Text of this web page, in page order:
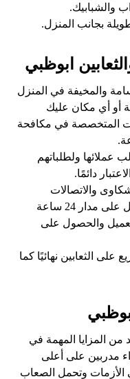
والشبابيك.
بجانب المنزل.
ابوظبي
والمخيفة في المنزل
أو أي مكان عليك
المتخصصة في مكافحة
عملائها ولطلباتهم
دائمًا.
والاتصالات
والمكالمات وخدمة العملاء تعمل على مدار 24 ساعة
والحصول على
الثعابين نهائيًا كما
من المزايا المهمة في
مدربين على أعلى
الأزمات وتحمل الصعاب